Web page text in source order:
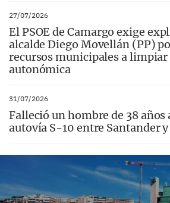
27/07/2026
El PSOE de Camargo exige
alcalde Diego Movellán (PP)
recursos municipales a
autonómica
31/07/2026
Falleció un hombre de 38
autovía S-10 entre Santander